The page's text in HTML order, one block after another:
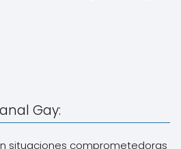
Gay:
situaciones comprometedoras